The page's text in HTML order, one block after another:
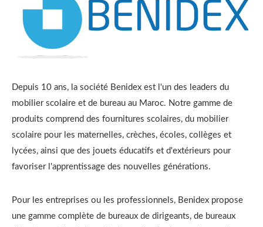
Depuis 10 ans, la société Benidex est l'un des leaders du
mobilier scolaire et de bureau au Maroc. Notre gamme de
produits comprend des fournitures scolaires, du mobilier
scolaire pour les maternelles, crèches, écoles, collèges et
lycées, ainsi que des jouets éducatifs et d'extérieurs pour
favoriser l'apprentissage des nouvelles générations.
Pour les entreprises ou les professionnels, Benidex propose
une gamme complète de bureaux de dirigeants, de bureaux